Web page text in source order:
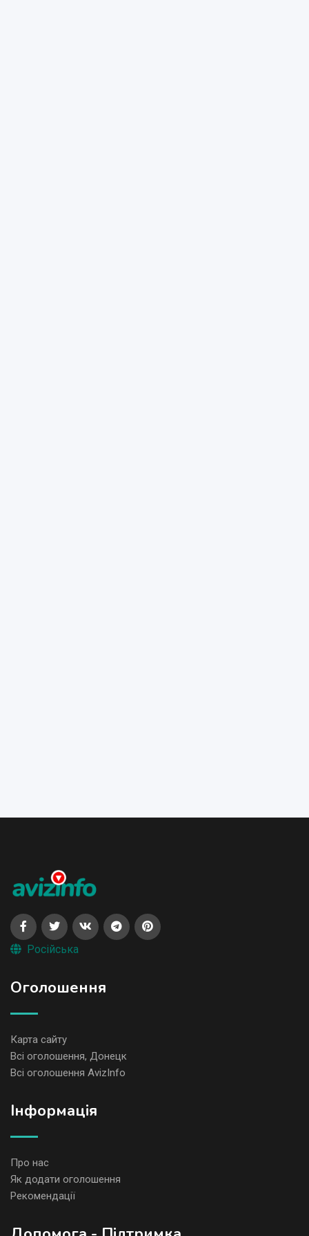
Російська
Оголошення
Карта сайту
Всі оголошення, Донецк
Всі оголошення AvizInfo
Iнформація
Про нас
Як додати оголошення
Рекомендації